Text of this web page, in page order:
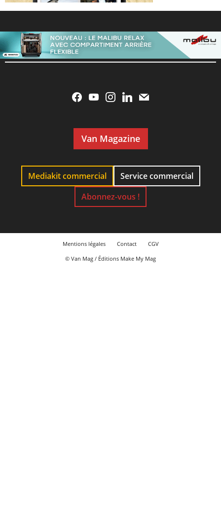
Van Magazine
Mediakit commercial
Service commercial
Abonnez-vous !
Mentions légales Contact
CGV
© Van Mag / Éditions Make My Mag